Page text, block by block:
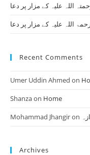
اللہ علیہ کے مزار پر دعا
اللہ علیہ کے مزار پر دعا
Recent Comments
Umer Uddin Ahmed on
Shanzaon Home
Mohammad Jhangiron
Archives